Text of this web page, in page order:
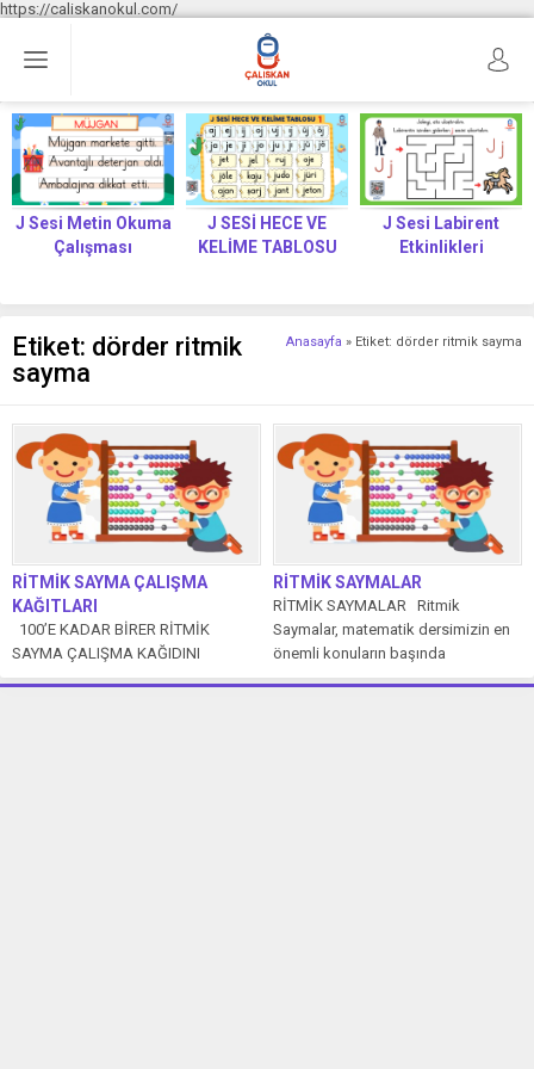
https://caliskanokul.com/
J Sesi Metin Okuma
Çalışması
J SESİ HECE VE
KELİME TABLOSU
J Sesi Labirent
Etkinlikleri
Anasayfa » Etiket: dörder ritmik sayma
Etiket: dörder ritmik
sayma
RİTMİK SAYMA ÇALIŞMA
KAĞITLARI
100’E KADAR BİRER RİTMİK
SAYMA ÇALIŞMA KAĞIDINI
İNDİRMEK İÇİN TIKLAYIN. 100’E
RİTMİK SAYMALAR
RİTMİK SAYMALAR Ritmik
Saymalar, matematik dersimizin en
önemli konuların başında
gelmektedir. Çünkü bu konu...